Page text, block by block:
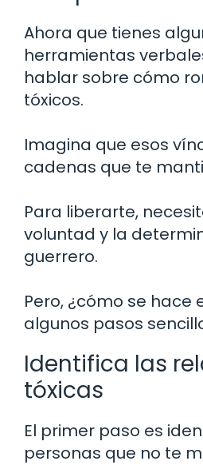
Ahora que tienes
herramientas
hablar sobre cómo
tóxicos.
Imagina que esos
cadenas que te
Para liberarte,
voluntad y la
guerrero.
Pero, ¿cómo se hace
algunos pasos
Identifica las
tóxicas
El primer paso es
personas que no te